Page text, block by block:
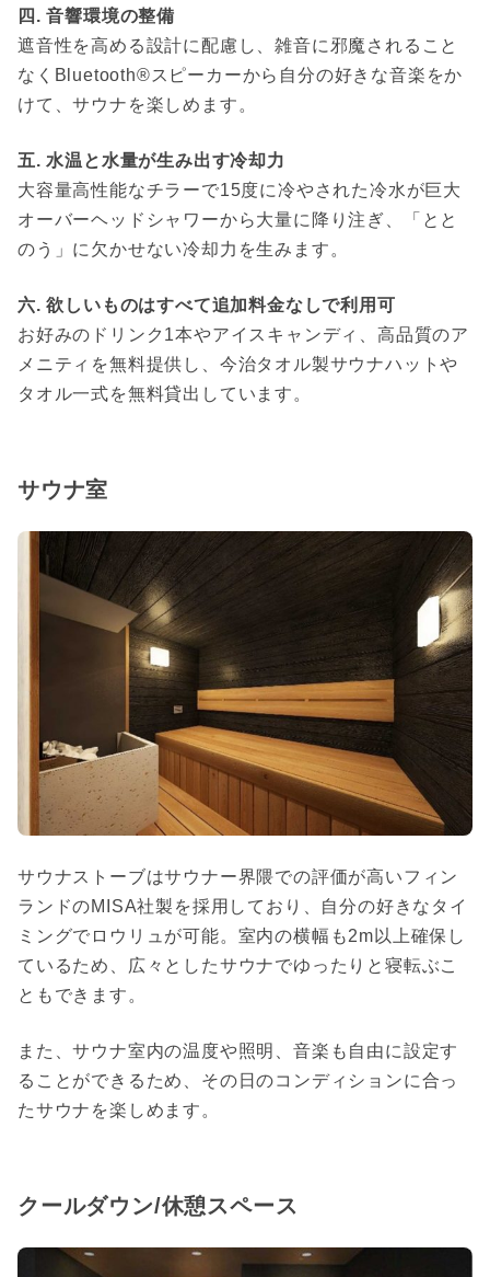
四. 音響環境の整備
遮音性を高める設計に配慮し、雑音に邪魔されること
なくBluetooth®スピーカーから自分の好きな音楽をか
けて、サウナを楽しめます。
五. 水温と水量が生み出す冷却力
大容量高性能なチラーで15度に冷やされた冷水が巨大
オーバーヘッドシャワーから大量に降り注ぎ、「とと
のう」に欠かせない冷却力を生みます。
六. 欲しいものはすべて追加料金なしで利用可
お好みのドリンク1本やアイスキャンディ、高品質のア
メニティを無料提供し、今治タオル製サウナハットや
タオル一式を無料貸出しています。
サウナ室
サウナストーブはサウナー界隈での評価が高いフィン
ランドのMISA社製を採用しており、自分の好きなタイ
ミングでロウリュが可能。室内の横幅も2m以上確保し
ているため、広々としたサウナでゆったりと寝転ぶこ
ともできます。
また、サウナ室内の温度や照明、音楽も自由に設定す
ることができるため、その日のコンディションに合っ
たサウナを楽しめます。
クールダウン/休憩スペース